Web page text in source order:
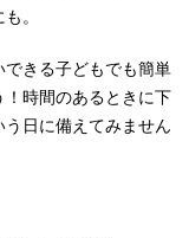
。
できる子どもでも簡単
時間のあるときに下
日に備えてみません